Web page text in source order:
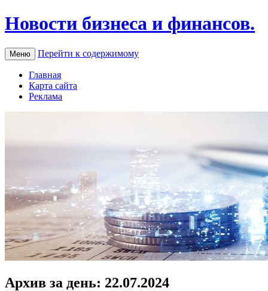
Новости бизнеса и финансов.
Меню Перейти к содержимому
Главная
Карта сайта
Реклама
Архив за день: 22.07.2024